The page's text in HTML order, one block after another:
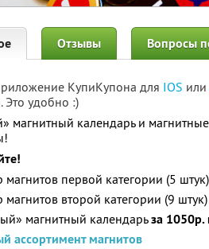
Отзывы Вопросы
КупиКупона для IOS или
Это удобно :)
магнитный календарь и
магнитов первой категории (5 штук)
магнитов второй категории (9 штук)
магнитный календарьза 1050р.
ассортимент магнитов